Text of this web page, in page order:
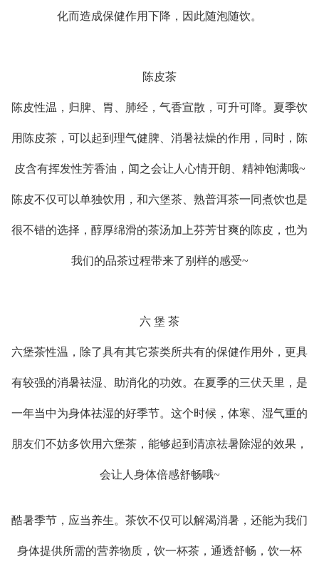
化而造成保健作用下降，因此随泡随饮。
陈皮茶
陈皮性温，归脾、胃、肺经，气香宣散，可升可降。夏季饮
用陈皮茶，可以起到理气健脾、消暑祛燥的作用，同时，陈
皮含有挥发性芳香油，闻之会让人心情开朗、精神饱满哦~
陈皮不仅可以单独饮用，和六堡茶、熟普洱茶一同煮饮也是
很不错的选择，醇厚绵滑的茶汤加上芬芳甘爽的陈皮，也为
我们的品茶过程带来了别样的感受~
六 堡 茶
六堡茶性温，除了具有其它茶类所共有的保健作用外，更具
有较强的消暑祛湿、助消化的功效。在夏季的三伏天里，是
一年当中为身体祛湿的好季节。这个时候，体寒、湿气重的
朋友们不妨多饮用六堡茶，能够起到清凉祛暑除湿的效果，
会让人身体倍感舒畅哦~
酷暑季节，应当养生。茶饮不仅可以解渴消暑，还能为我们
身体提供所需的营养物质，饮一杯茶，通透舒畅，饮一杯